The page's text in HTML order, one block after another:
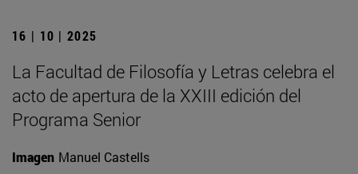
16 | 10 | 2025
La Facultad de Filosofía y Letras celebra el
acto de apertura de la XXIII edición del
Programa Senior
Imagen Manuel Castells